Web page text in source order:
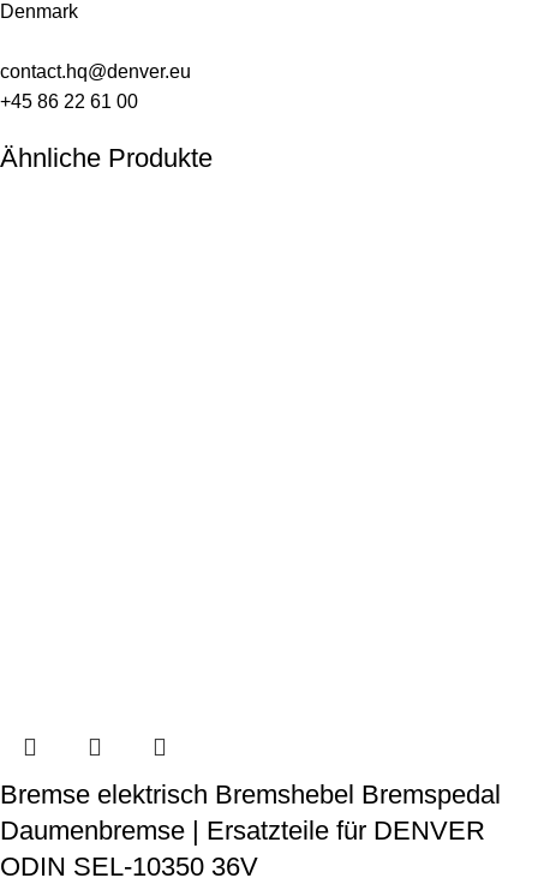
Denmark
contact.hq@denver.eu
+45 86 22 61 00
Ähnliche Produkte
Bremse elektrisch Bremshebel Bremspedal
Daumenbremse | Ersatzteile für DENVER
ODIN SEL-10350 36V